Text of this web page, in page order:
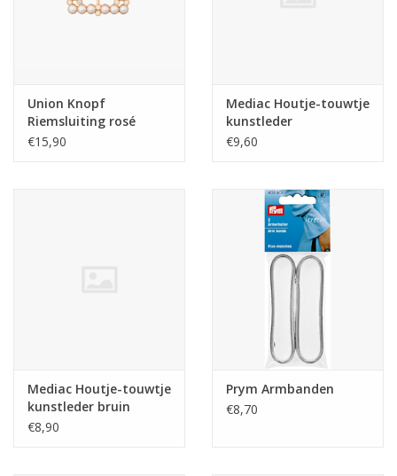
Union Knopf
Riemsluiting rosé
€15,90
Mediac Houtje-touwtje
kunstleder
donkerbruin
€9,60
Mediac Houtje-touwtje
kunstleder bruin
€8,90
Prym Armbanden
€8,70